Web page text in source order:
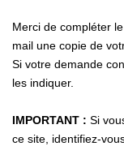
Merci de compléter
mail une copie de
Si votre demande
les indiquer.
IMPORTANT : Si
ce site, identifiez-